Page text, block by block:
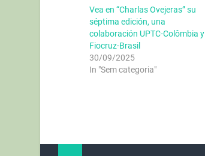
Vea en “Charlas Ovejeras” su
séptima edición, una
colaboración UPTC-Colômbia y
Fiocruz-Brasil
30/09/2025
In "Sem categoria"